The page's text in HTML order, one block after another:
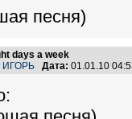
песня)
days a week
ИГОРЬ Дата: 01.01.10